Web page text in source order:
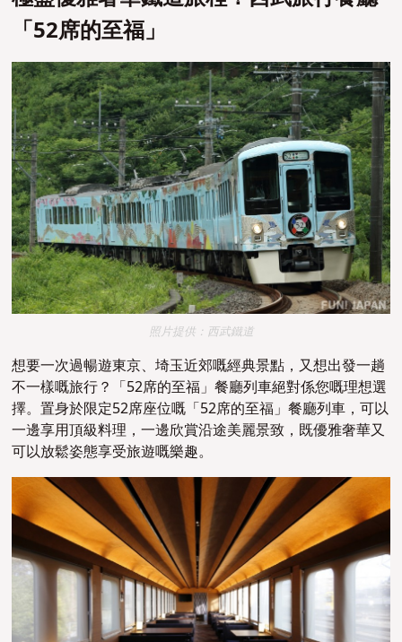
「52席的至福」
照片提供：西武鐵道
想要一次過暢遊東京、埼玉近郊嘅經典景點，又想出發一趟
不一樣嘅旅行？「52席的至福」餐廳列車絕對係您嘅理想選
擇。置身於限定52席座位嘅「52席的至福」餐廳列車，可以
一邊享用頂級料理，一邊欣賞沿途美麗景致，既優雅奢華又
可以放鬆姿態享受旅遊嘅樂趣。